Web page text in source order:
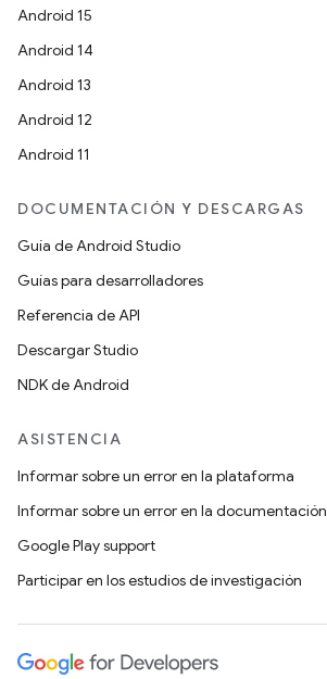
Android 15
Android 14
Android 13
Android 12
Android 11
DOCUMENTACIÓN Y DESCARGAS
Guía de Android Studio
Guías para desarrolladores
Referencia de API
Descargar Studio
NDK de Android
ASISTENCIA
Informar sobre un error en la plataforma
Informar sobre un error en la documentación
Google Play support
Participar en los estudios de investigación